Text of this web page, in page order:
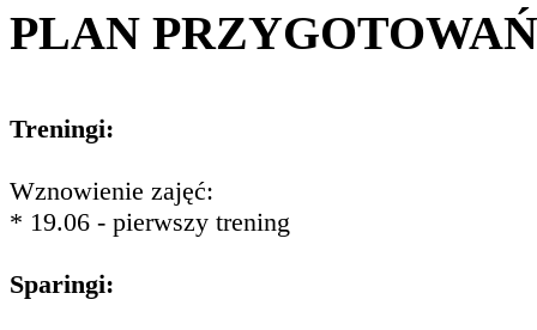
PLAN PRZYGOTOWAŃ
Treningi:
Wznowienie zajęć:
* 19.06 - pierwszy trening
Sparingi: